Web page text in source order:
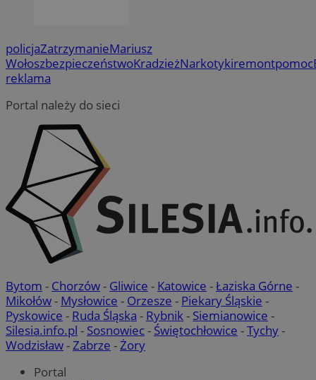
policjaZatrzymanieMariusz
WołoszbezpieczeństwoKradzieżNarkotykiremontpomoc
reklama
Portal należy do sieci
Bytom - Chorzów- Gliwice - Katowice -Łaziska Górne -
Mikołów- Mysłowice - Orzesze - Piekary Śląskie -
Pyskowice - Ruda Śląska - Rybnik- Siemianowice -
Silesia.info.pl - Sosnowiec- Świętochłowice -Tychy-
Wodzisław-Zabrze -Żory
Portal